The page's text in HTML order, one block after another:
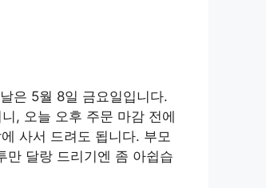
은 5월 8일 금요일입니다.
, 오늘 오후 주문 마감 전에
사서 드려도 됩니다. 부모
만 달랑 드리기엔 좀 아쉽습